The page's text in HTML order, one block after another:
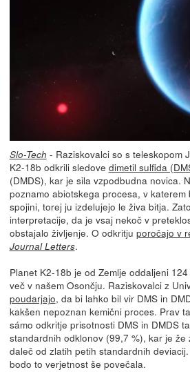
Slo-Tech - Raziskovalci so s teleskopom
K2-18b odkrili sledove dimetil sulfida
(DMDS), kar je sila vzpodbudna novica.
poznamo abiotskega procesa, v katerem
spojini, torej ju izdelujejo le živa bitja.
interpretacije, da je vsaj nekoč v
obstajalo življenje. O odkritju poročajo v
Journal Letters.
Planet K2-18b je od Zemlje oddaljeni
več v našem Osončju. Raziskovalci z
poudarjajo, da bi lahko bil vir DMS in
kakšen nepoznan kemični proces. Prav
sámo odkritje prisotnosti DMS in DMDS
standardnih odklonov (99,7 %), kar je že
daleč od zlatih petih standardnih
bodo to verjetnost še povečala.